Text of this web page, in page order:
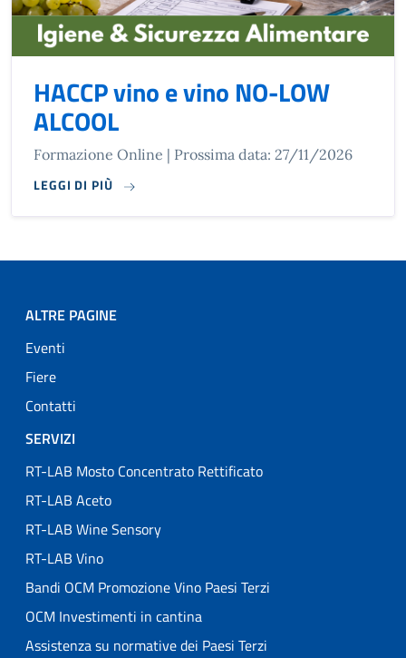
HACCP vino e vino NO-LOW
ALCOOL
Formazione Online | Prossima data: 27/11/2026
LEGGI DI PIÙ
ALTRE PAGINE
Eventi
Fiere
Contatti
SERVIZI
RT-LAB Mosto Concentrato Rettificato
RT-LAB Aceto
RT-LAB Wine Sensory
RT-LAB Vino
Bandi OCM Promozione Vino Paesi Terzi
OCM Investimenti in cantina
Assistenza su normative dei Paesi Terzi